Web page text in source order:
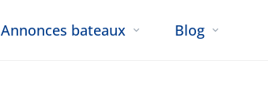
Annonces bateaux Blog